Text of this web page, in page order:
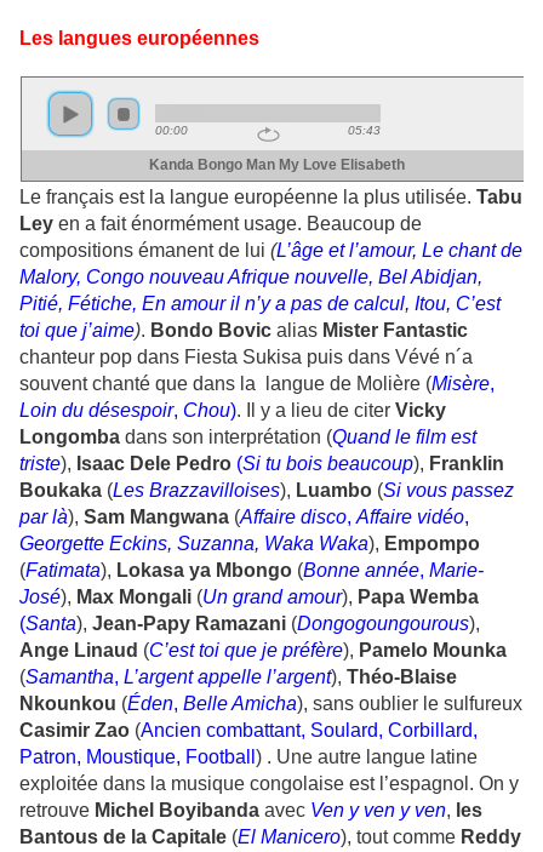
Les langues européennes
Le français est la langue européenne la plus utilisée. Tabu
Ley en a fait énormément usage. Beaucoup de
compositions émanent de lui (L’âge et l’amour, Le chant de
Malory, Congo nouveau Afrique nouvelle, Bel Abidjan,
Pitié, Fétiche, En amour il n’y a pas de calcul, Itou, C’est
toi que j’aime). Bondo Bovic alias Mister Fantastic
chanteur pop dans Fiesta Sukisa puis dans Vévé n´a
souvent chanté que dans la langue de Molière (Misère,
Loin du désespoir, Chou). Il y a lieu de citer Vicky
Longomba dans son interprétation (Quand le film est
triste), Isaac Dele Pedro (Si tu bois beaucoup), Franklin
Boukaka (Les Brazzavilloises), Luambo (Si vous passez
par là), Sam Mangwana (Affaire disco, Affaire vidéo,
Georgette Eckins, Suzanna, Waka Waka), Empompo
(Fatimata), Lokasa ya Mbongo (Bonne année, Marie-
José), Max Mongali (Un grand amour), Papa Wemba
(Santa), Jean-Papy Ramazani (Dongogoungourous),
Ange Linaud (C’est toi que je préfère), Pamelo Mounka
(Samantha, L’argent appelle l’argent), Théo-Blaise
Nkounkou (Éden, Belle Amicha), sans oublier le sulfureux
Casimir Zao (Ancien combattant, Soulard, Corbillard,
Patron, Moustique, Football ) . Une autre langue latine
exploitée dans la musique congolaise est l’espagnol. On y
retrouve Michel Boyibanda avec Ven y ven y ven, les
Bantous de la Capitale (El Manicero), tout comme Reddy